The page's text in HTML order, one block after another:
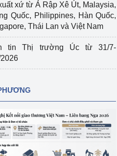
xứ từ Ả Rập Xê Út, Malaysia,
Quốc, Philippines, Hàn Quốc,
Thái Lan và Việt Nam
tin Thị trường Úc từ 31/7-